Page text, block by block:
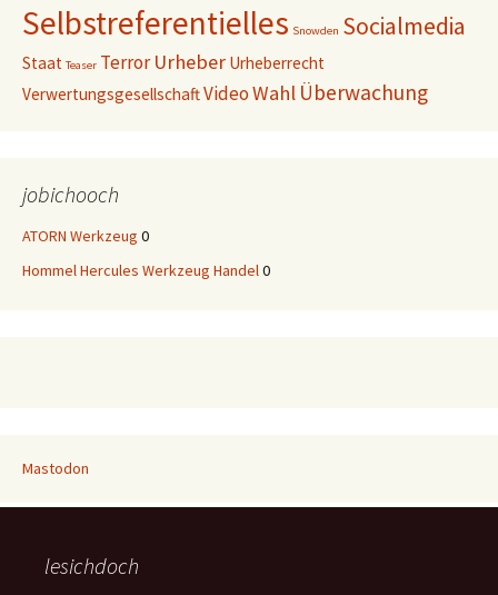
Selbstreferentielles Snowden Socialmedia
Staat Teaser Terror Urheber Urheberrecht
VerwertungsgesellschaftVideoWahl Überwachung
jobichooch
ATORN Werkzeug 0
Hommel Hercules Werkzeug Handel 0
Mastodon
lesichdoch